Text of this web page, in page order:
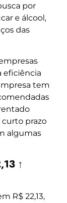
por
e álcool,
das
eficiência
tem
prazo
algumas
↑
R$ 22,13,